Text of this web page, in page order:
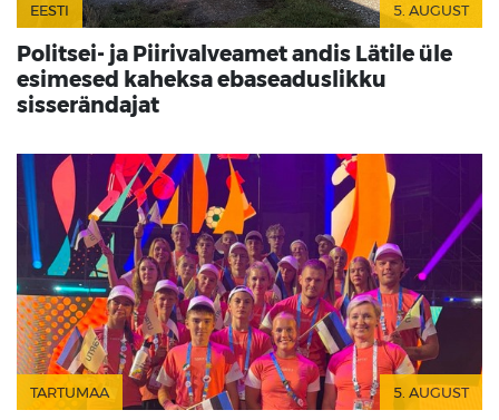
EESTI 5. AUGUST
Politsei- ja Piirivalveamet andis Lätile üle
esimesed kaheksa ebaseaduslikku
sisserändajat
TARTUMAA 5. AUGUST